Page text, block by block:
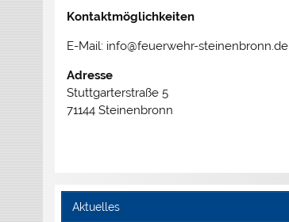
Kontaktmöglichkeiten
E-Mail: info@feuerwehr-steinenbronn.de
Adresse
Stuttgarterstraße 5
71144 Steinenbronn
Aktuelles